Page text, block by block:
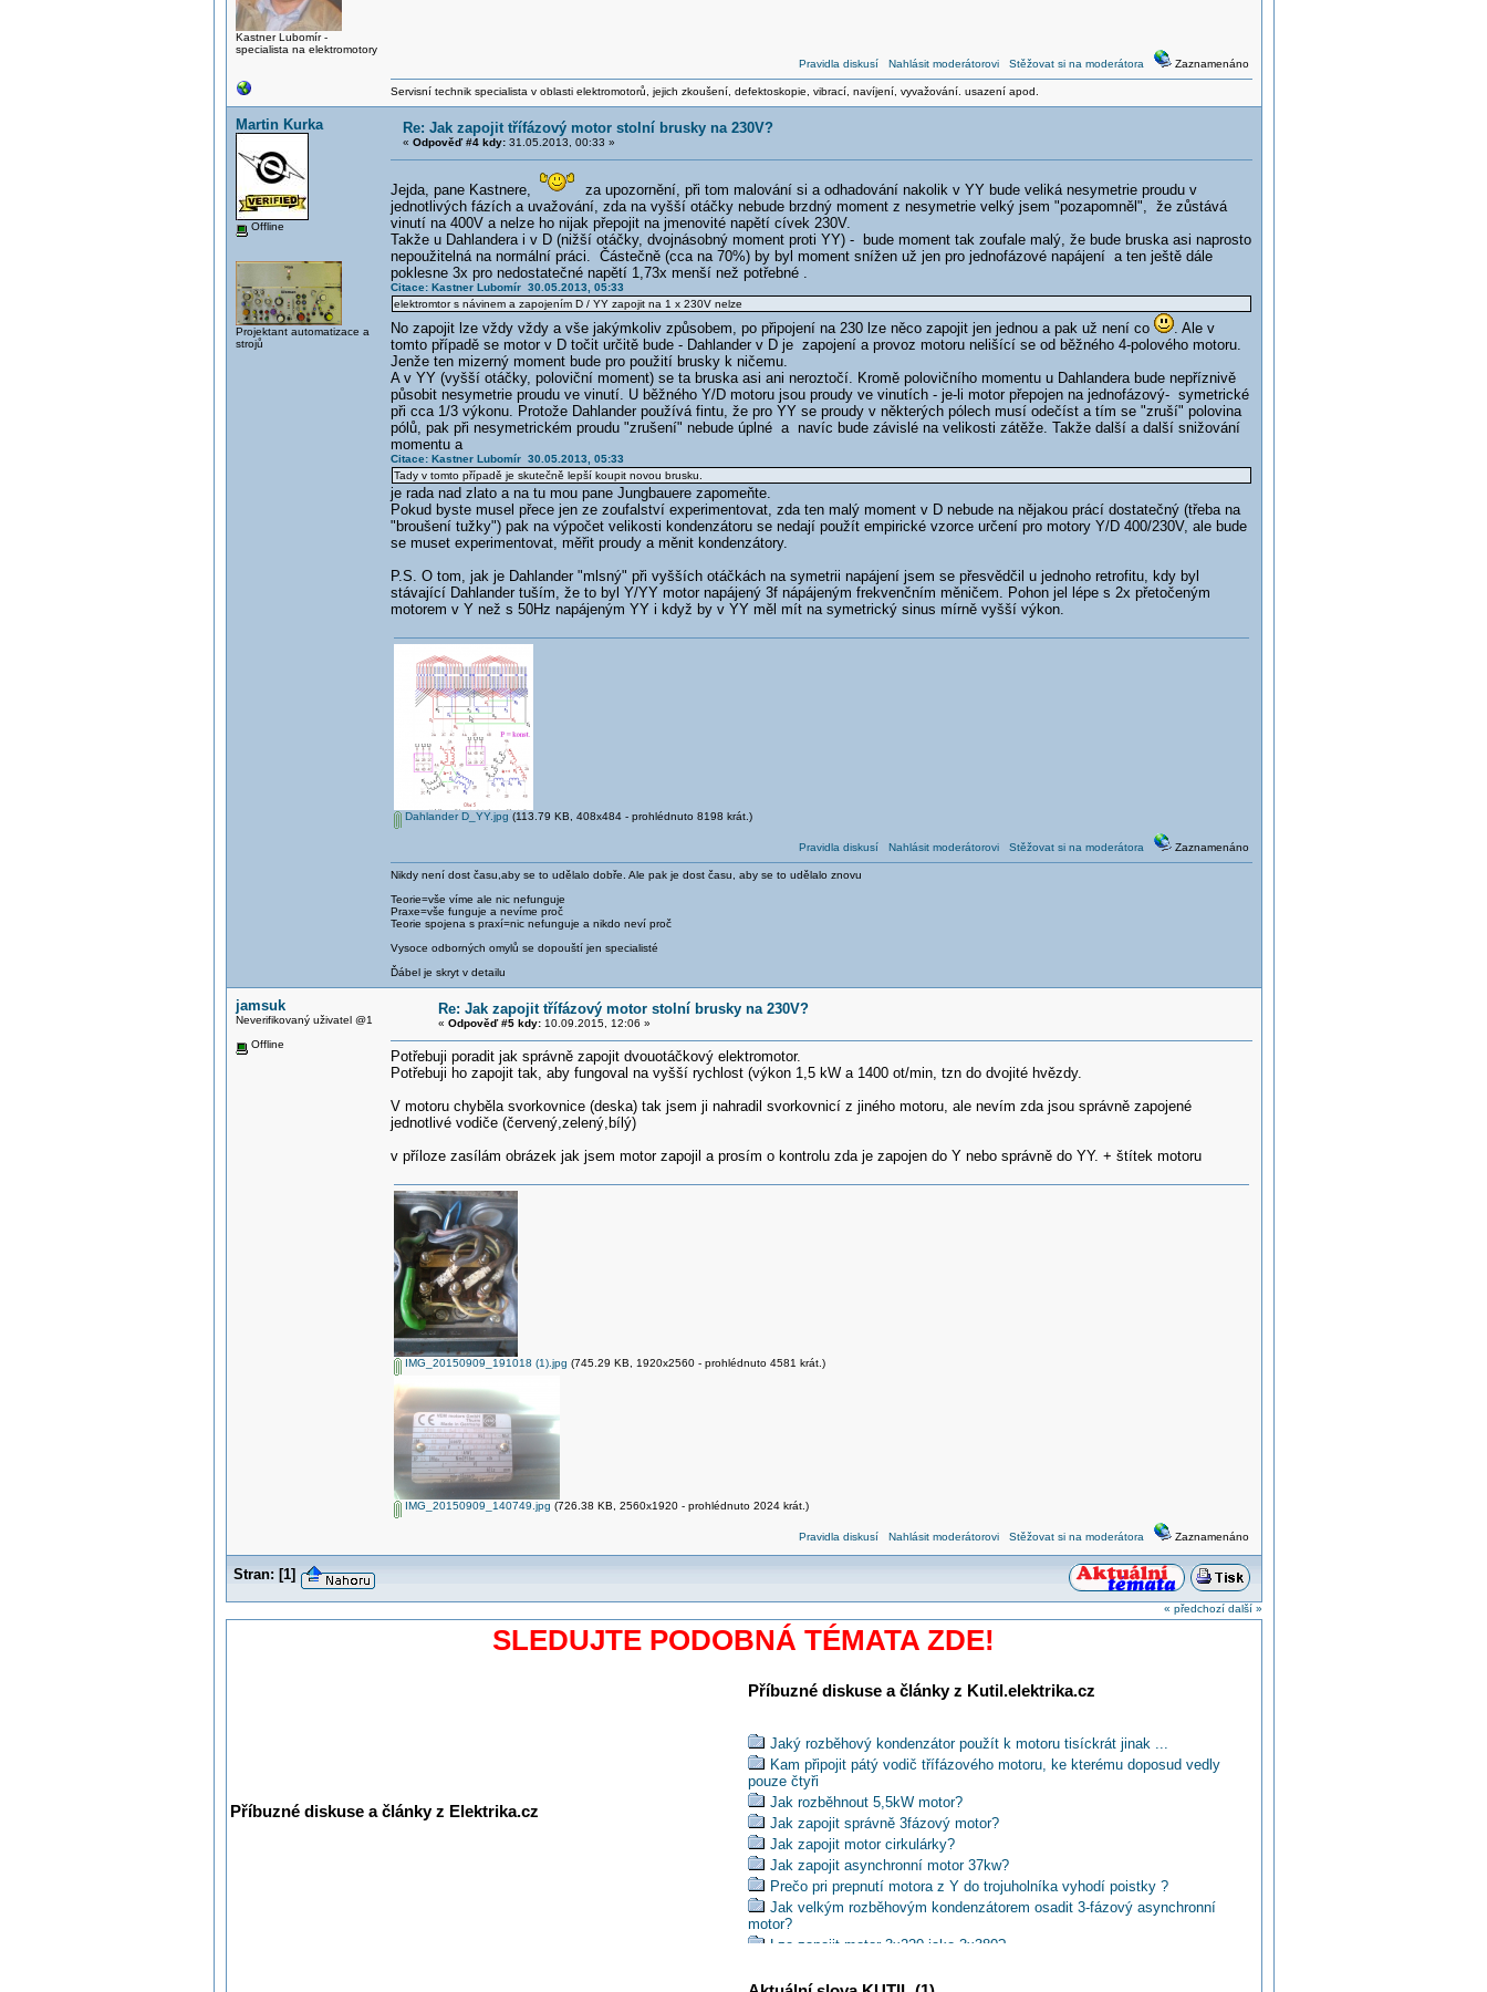
Kastner Lubomír -
specialista na elektromotory
Pravidla diskusí Nahlásit moderátorovi Stěžovat si na moderátora Zaznamenáno
Servisní technik specialista v oblasti elektromotorů, jejich zkoušení, defektoskopie, vibrací, navíjení, vyvažování. usazení apod.
Martin Kurka
Offline
Projektant automatizace a
strojů
Re: Jak zapojit třífázový motor stolní brusky na 230V?
« Odpověď #4 kdy:31.05.2013, 00:33 »
Jejda, pane Kastnere,
za upozornění, při tom malování si a odhadování nakolik v YY bude veliká nesymetrie proudu v
jednotlivých fázích a uvažování, zda na vyšší otáčky nebude brzdný moment z nesymetrie velký jsem "pozapomněl", že zůstává
vinutí na 400V a nelze ho nijak přepojit na jmenovité napětí cívek 230V.
Takže u Dahlandera i v D (nižší otáčky, dvojnásobný moment proti YY) - bude moment tak zoufale malý, že bude bruska asi naprosto
nepoužitelná na normální práci. Částečně (cca na 70%) by byl moment snížen už jen pro jednofázové napájení a ten ještě dále
poklesne 3x pro nedostatečné napětí 1,73x menší než potřebné .
Citace: Kastner Lubomír 30.05.2013, 05:33
elektromtor s návinem a zapojením D / YY zapojit na 1 x 230V nelze
No zapojit lze vždy vždy a vše jakýmkoliv způsobem, po připojení na 230 lze něco zapojit jen jednou a pak už není co
. Ale v
tomto případě se motor v D točit určitě bude - Dahlander v D je zapojení a provoz motoru nelišící se od běžného 4-polového motoru.
Jenže ten mizerný moment bude pro použití brusky k ničemu.
A v YY (vyšší otáčky, poloviční moment) se ta bruska asi ani neroztočí. Kromě polovičního momentu u Dahlandera bude nepříznivě
působit nesymetrie proudu ve vinutí. U běžného Y/D motoru jsou proudy ve vinutích - je-li motor přepojen na jednofázový- symetrické
při cca 1/3 výkonu. Protože Dahlander používá fintu, že pro YY se proudy v některých pólech musí odečíst a tím se "zruší" polovina
pólů, pak při nesymetrickém proudu "zrušení" nebude úplné a navíc bude závislé na velikosti zátěže. Takže další a další snižování
momentu a
Citace: Kastner Lubomír 30.05.2013, 05:33
Tady v tomto případě je skutečně lepší koupit novou brusku.
je rada nad zlato a na tu mou pane Jungbauere zapomeňte.
Pokud byste musel přece jen ze zoufalství experimentovat, zda ten malý moment v D nebude na nějakou prácí dostatečný (třeba na
"broušení tužky") pak na výpočet velikosti kondenzátoru se nedají použít empirické vzorce určení pro motory Y/D 400/230V, ale bude
se muset experimentovat, měřit proudy a měnit kondenzátory.
P.S. O tom, jak je Dahlander "mlsný" při vyšších otáčkách na symetrii napájení jsem se přesvědčil u jednoho retrofitu, kdy byl
stávající Dahlander tuším, že to byl Y/YY motor napájený 3f nápájeným frekvenčním měničem. Pohon jel lépe s 2x přetočeným
motorem v Y než s 50Hz napájeným YY i když by v YY měl mít na symetrický sinus mírně vyšší výkon.
Dahlander D_YY.jpg (113.79 KB, 408x484 - prohlédnuto 8198 krát.)
Pravidla diskusí Nahlásit moderátorovi Stěžovat si na moderátora Zaznamenáno
Nikdy není dost času,aby se to udělalo dobře. Ale pak je dost času, aby se to udělalo znovu
Teorie=vše víme ale nic nefunguje
Praxe=vše funguje a nevíme proč
Teorie spojena s praxí=nic nefunguje a nikdo neví proč
Vysoce odborných omylů se dopouští jen specialisté
Ďábel je skryt v detailu
jamsuk
Neverifikovaný uživatel @1
Offline
Re: Jak zapojit třífázový motor stolní brusky na 230V?
« Odpověď #5 kdy:10.09.2015, 12:06 »
Potřebuji poradit jak správně zapojit dvouotáčkový elektromotor.
Potřebuji ho zapojit tak, aby fungoval na vyšší rychlost (výkon 1,5 kW a 1400 ot/min, tzn do dvojité hvězdy.
V motoru chyběla svorkovnice (deska) tak jsem ji nahradil svorkovnicí z jiného motoru, ale nevím zda jsou správně zapojené
jednotlivé vodiče (červený,zelený,bílý)
v příloze zasílám obrázek jak jsem motor zapojil a prosím o kontrolu zda je zapojen do Y nebo správně do YY. + štítek motoru
IMG_20150909_191018 (1).jpg (745.29 KB, 1920x2560 - prohlédnuto 4581 krát.)
IMG_20150909_140749.jpg (726.38 KB, 2560x1920 - prohlédnuto 2024 krát.)
Pravidla diskusí Nahlásit moderátorovi Stěžovat si na moderátora Zaznamenáno
Stran: [1]
« předchozí další »
SLEDUJTE PODOBNÁ TÉMATA ZDE!
Příbuzné diskuse a články z Elektrika.cz
Příbuzné diskuse a články z Kutil.elektrika.cz
Jaký rozběhový kondenzátor použít k motoru tisíckrát jinak ...
Kam připojit pátý vodič třífázového motoru, ke kterému doposud vedly
pouze čtyři
Jak rozběhnout 5,5kW motor?
Jak zapojit správně 3fázový motor?
Jak zapojit motor cirkulárky?
Jak zapojit asynchronní motor 37kw?
Prečo pri prepnutí motora z Y do trojuholníka vyhodí poistky ?
Jak velkým rozběhovým kondenzátorem osadit 3-fázový asynchronní
motor?
Lze zapojit motor 3x220 jako 3x380?
Jaký typ odrušovacích kondenzátorů zvolit k elektromotoru?